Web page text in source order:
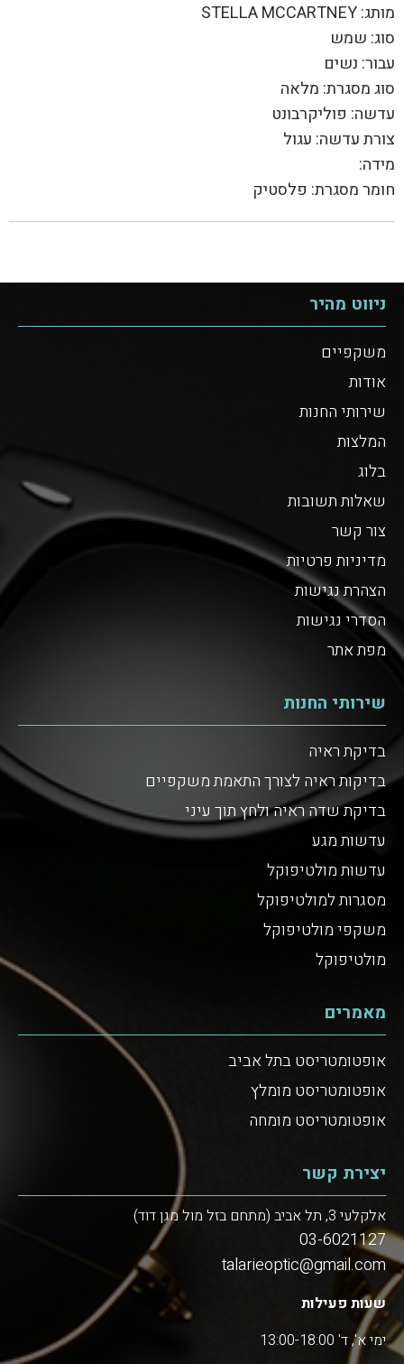
מותג: STELLA MCCARTNEY
סוג: שמש
עבור: נשים
סוג מסגרת: מלאה
עדשה: פוליקרבונט
צורת עדשה: עגול
מידה:
חומר מסגרת: פלסטיק
ניווט מהיר
משקפיים
אודות
שירותי החנות
המלצות
בלוג
שאלות תשובות
צור קשר
מדיניות פרטיות
הצהרת נגישות
הסדרי נגישות
מפת אתר
שירותי החנות
בדיקת ראיה
בדיקות ראיה לצורך התאמת משקפיים
בדיקת שדה ראיה ולחץ תוך עיני
עדשות מגע
עדשות מולטיפוקל
מסגרות למולטיפוקל
משקפי מולטיפוקל
מולטיפוקל
מאמרים
אופטומטריסט בתל אביב
אופטומטריסט מומלץ
אופטומטריסט מומחה
יצירת קשר
אלקלעי 3, תל אביב (מתחם בזל מול מגן דוד)
03-6021127
talarieoptic@gmail.com
שעות פעילות
ימי א', ד' 13:00-18:00